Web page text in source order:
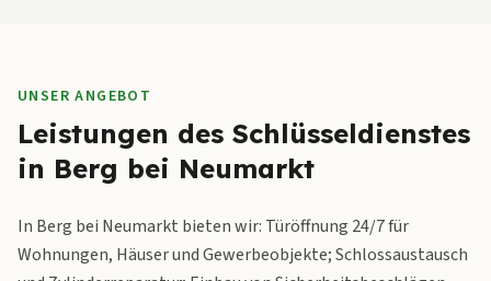
UNSER ANGEBOT
Leistungen des Schlüsseldienstes
in Berg bei Neumarkt
In Berg bei Neumarkt bieten wir: Türöffnung 24/7 für
Wohnungen, Häuser und Gewerbeobjekte; Schlossaustausch